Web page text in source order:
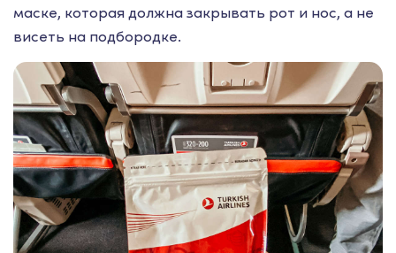
маске, которая должна закрывать рот и нос, а не
висеть на подбородке.